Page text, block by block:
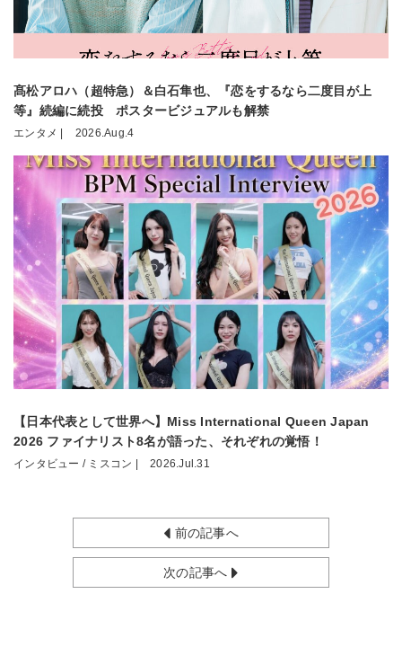
髙松アロハ（超特急）＆白石隼也、『恋をするなら二度目が上
等』続編に続投 ポスタービジュアルも解禁
エンタメ | 2026.Aug.4
【日本代表として世界へ】Miss International Queen Japan
2026 ファイナリスト8名が語った、それぞれの覚悟！
インタビュー / ミスコン | 2026.Jul.31
前の記事へ
次の記事へ